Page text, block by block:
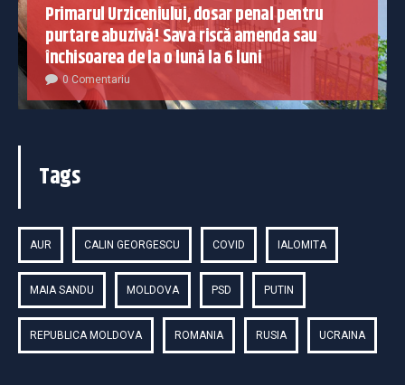
Primarul Urziceniului, dosar penal pentru
purtare abuzivă! Sava riscă amenda sau
închisoarea de la o lună la 6 luni
0 Comentariu
Tags
AUR CALIN GEORGESCU COVID IALOMITA
MAIA SANDU MOLDOVA PSD PUTIN
REPUBLICA MOLDOVA ROMANIA RUSIA UCRAINA